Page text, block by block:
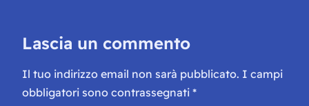
Lascia un commento
Il tuo indirizzo email non sarà pubblicato. I campi
obbligatori sono contrassegnati *